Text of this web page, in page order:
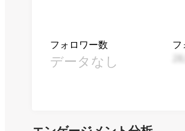
フォロワー数
データなし
フ